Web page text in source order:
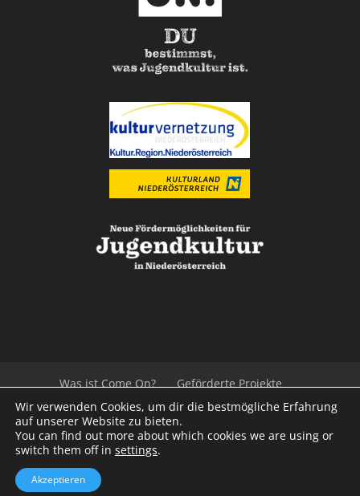
Was ist Come On?
Geförderte Projekte
Der Beirat
Impressum/Datenschutz
Links
Presse
© 2020Kulturvernetzung Niederösterreich
Wir verwenden Cookies, um dir die bestmögliche Erfahrung
auf unserer Website zu bieten.
You can find out more about which cookies we are using or
switch them off in settings.
Akzeptieren